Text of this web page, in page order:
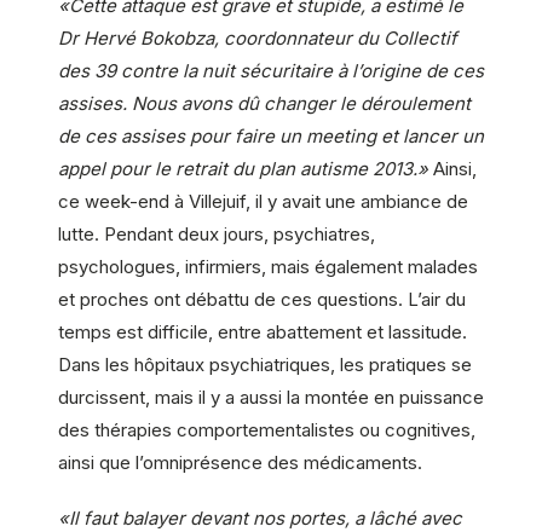
«Cette attaque est grave et stupide, a estimé le
Dr Hervé Bokobza, coordonnateur du Collectif
des 39 contre la nuit sécuritaire à l’origine de ces
assises. Nous avons dû changer le déroulement
de ces assises pour faire un meeting et lancer un
appel pour le retrait du plan autisme 2013.» Ainsi,
ce week-end à Villejuif, il y avait une ambiance de
lutte. Pendant deux jours, psychiatres,
psychologues, infirmiers, mais également malades
et proches ont débattu de ces questions. L’air du
temps est difficile, entre abattement et lassitude.
Dans les hôpitaux psychiatriques, les pratiques se
durcissent, mais il y a aussi la montée en puissance
des thérapies comportementalistes ou cognitives,
ainsi que l’omniprésence des médicaments.
«Il faut balayer devant nos portes, a lâché avec